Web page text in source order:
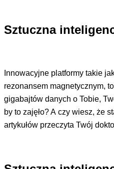
Sztuczna
Innowacyjne platformy takie
rezonansem magnetycznym,
gigabajtów danych o Tobie,
by to zajęło? A czy wiesz, że
artykułów przeczyta Twój